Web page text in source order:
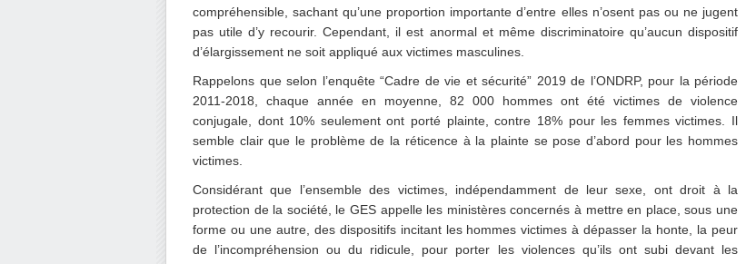
compréhensible, sachant qu’une proportion importante d’entre elles n’osent pas ou ne jugent
pas utile d’y recourir. Cependant, il est anormal et même discriminatoire qu’aucun dispositif
d’élargissement ne soit appliqué aux victimes masculines.
Rappelons que selon l’enquête “Cadre de vie et sécurité” 2019 de l’ONDRP, pour la période
2011-2018, chaque année en moyenne, 82 000 hommes ont été victimes de violence
conjugale, dont 10% seulement ont porté plainte, contre 18% pour les femmes victimes. Il
semble clair que le problème de la réticence à la plainte se pose d’abord pour les hommes
victimes.
Considérant que l’ensemble des victimes, indépendamment de leur sexe, ont droit à la
protection de la société, le GES appelle les ministères concernés à mettre en place, sous une
forme ou une autre, des dispositifs incitant les hommes victimes à dépasser la honte, la peur
de l’incompréhension ou du ridicule, pour porter les violences qu’ils ont subi devant les